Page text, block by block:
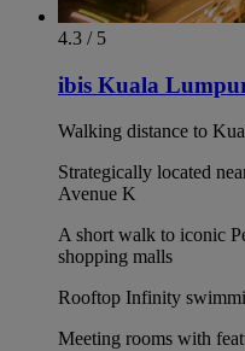
4.3 / 5
ibis Kuala
Walking distance to
Strategically located
Avenue K
A short walk to iconic
shopping malls
Rooftop Infinity
Meeting rooms with